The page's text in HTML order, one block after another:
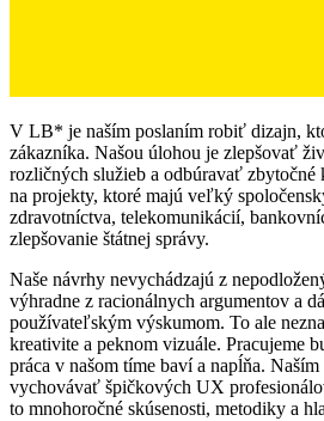
V LB* je naším poslaním robiť dizajn,
zákazníka. Našou úlohou je zlepšovať
rozličných služieb a odbúravať zbytočné
na projekty, ktoré majú veľký
zdravotníctva, telekomunikácií,
zlepšovanie štátnej správy.
Naše návrhy nevychádzajú z
výhradne z racionálnych argumentov a
používateľským výskumom. To ale
kreativite a peknom vizuále. Pracujeme
práca v našom tíme baví a napĺňa.
vychovávať špičkových UX
to mnohoročné skúsenosti, metodiky a